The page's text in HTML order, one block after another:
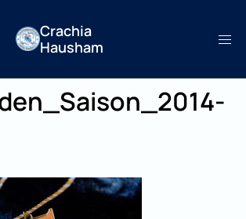
Crachia
Hausham